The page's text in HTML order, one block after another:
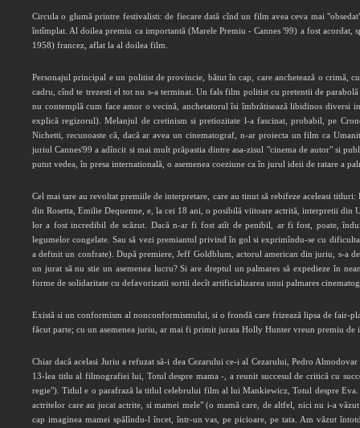
Circula o glumă printre festivalisti: de fiecare dată cînd un film avea ceva mai
întîmplat. Al doilea premiu ca importantă (Marele Premiu - Cannes '99) a fost
1958) francez, aflat la al doilea film.
Personajul principal e un politist de provincie, bătut în cap, care anchetează o crimă,
cadru, cînd te trezesti el tot nu s-a terminat. Un fals film politist cu pretentii de
nu contemplă cum face amor o vecină, anchetatorul îsi îmbrătisează libidinos
explică regizorul). Melanjul de cretinism si pretiozitate l-a fascinat, probabil, pe
Nichetti, recunoaste că, dacă ar avea un cinematograf, n-ar proiecta un film ca
juriul Cannes'99 a adîncit si mai mult prăpastia dintre asa-zisul "cinema de autor" si
putut vedea, în presa internatională, o asemenea coeziune ca în jurul ideii de ratare a
Cel mai tare au revoltat premiile de interpretare, care au tinut să rebifeze aceleasi
din Rosetta, Emilie Dequenne, e, la cei 18 ani, o posibilă viitoare actrită, interpretii
lor a fost incredibil de scăzut. Dacă n-ar fi fost atît de penibil, ar fi fost, poate,
legumelor congelate. Sau să vezi premiantul privind în gol si exprimîndu-se cu
a definit un confrate). După premiere, Jeff Goldblum, actorul american din juriu, s-a
un jurat să nu stie un asemenea lucru? Si are dreptul un palmares să expedieze în
forme de solidaritate cu defavorizatii sortii decît artificializarea unui palmares
Există si un conformism al nonconformismului, si o frondă care frizează lipsa de fair-
făcut parte; cu un asemenea juriu, ar mai fi primit jurata Holly Hunter vreun premiu de
Chiar dacă acelasi Juriu a refuzat să-i dea Cezarului ce-i al Cezarului, Pedro
13-lea titlu al filmografiei lui, Totul despre mama -, a reunit succesul de critică cu
regie"). Titlul e o parafrază la titlul celebrului film al lui Mankiewicz, Totul despre
actritelor care au jucat actrite, si mamei mele" (o mamă care, de altfel, nici nu i-a
cap imaginea mamei spălîndu-l încet, într-un vas, pe picioare, pe tata. Am văzut